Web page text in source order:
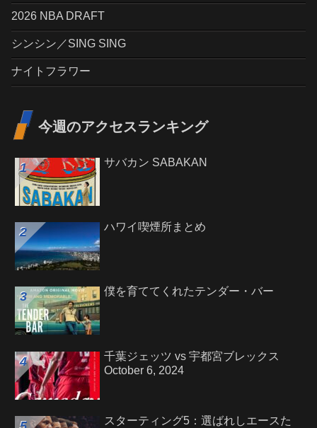
2026 NBA DRAFT
シンシン／SING SING
ナイトフラワー
今週のアクセスランキング
サバカン SABAKAN
ハワイ喫煙所まとめ
僕を育ててくれたテンダー・バー
千葉ジェッツ vs 宇都宮ブレックス
October 6, 2024
スターティング5：選ばれしエースた